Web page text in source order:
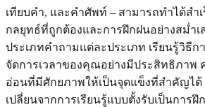
เทียบคำ, และคำศัพท์ – สามารถทำได้สำ
กลยุทธ์ที่ถูกต้องและการฝึกฝนอย่างสม่ำเ
ประเภทคำถามแต่ละประเภท เรียนรู้วิธีก
จัดการเวลาของคุณอย่างมีประสิทธิภาพ
อ่อนที่มีศักยภาพให้เป็นจุดแข็งที่สำคัญไ
เปลี่ยนจากการเรียนรู้แบบตั้งรับเป็นการฝึ